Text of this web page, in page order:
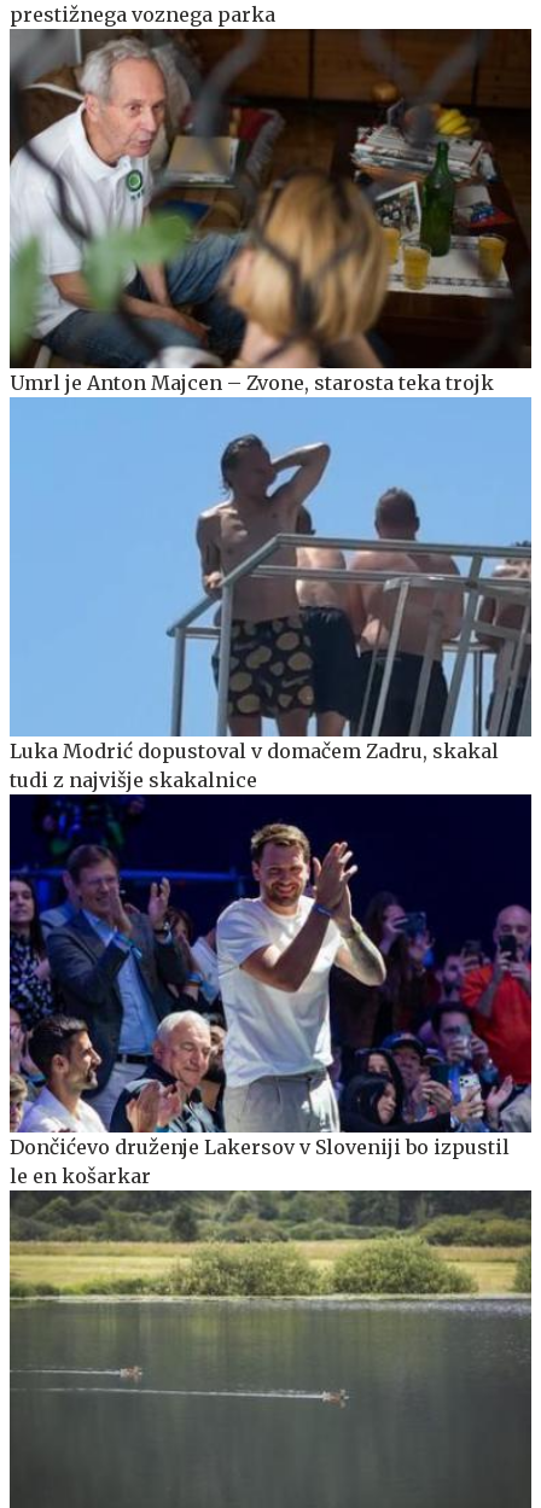
prestižnega voznega parka
Umrl je Anton Majcen – Zvone, starosta teka trojk
Luka Modrić dopustoval v domačem Zadru, skakal
tudi z najvišje skakalnice
Dončićevo druženje Lakersov v Sloveniji bo izpustil
le en košarkar